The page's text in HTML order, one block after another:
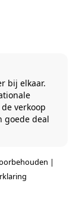
bij elkaar.
verkoop
goede deal
|